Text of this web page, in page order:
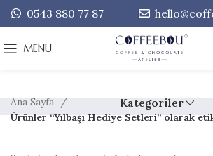
0543 880 77 87
MENU
Kategoriler
Ana Sayfa
Ürünler “Yılbaşı Hediye Setleri” olarak